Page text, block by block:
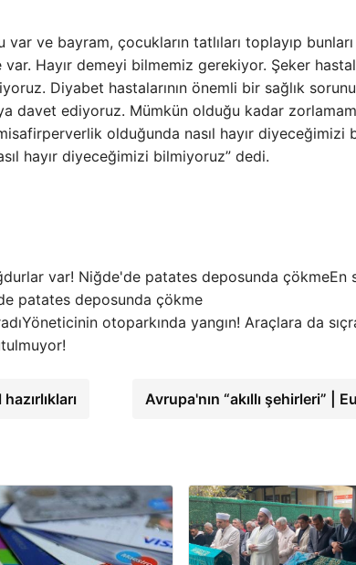
ve bayram, çocukların tatlıları toplayıp
Hayır demeyi bilmemiz gerekiyor. Şeker
Diyabet hastalarının önemli bir sağlık
davet ediyoruz. Mümkün olduğu kadar
olduğunda nasıl hayır diyeceğimizi
hayır diyeceğimizi bilmiyoruz” dedi.
En
patates deposunda çökme
Yöneticinin otoparkında yangın! Araçlara da
Avrupa'nın “akıllı şehirleri” |